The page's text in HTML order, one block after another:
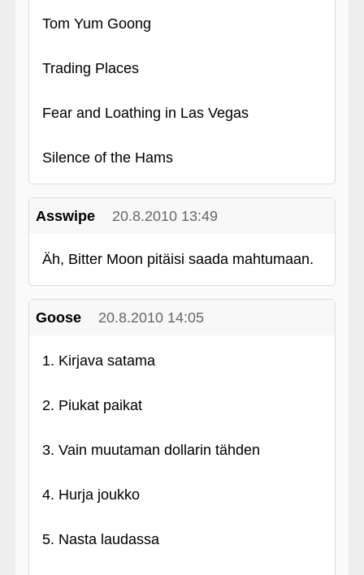
Tom Yum Goong
Trading Places
Fear and Loathing in Las Vegas
Silence of the Hams
Asswipe 20.8.2010 13:49
Äh, Bitter Moon pitäisi saada mahtumaan.
Goose 20.8.2010 14:05
1. Kirjava satama
2. Piukat paikat
3. Vain muutaman dollarin tähden
4. Hurja joukko
5. Nasta laudassa